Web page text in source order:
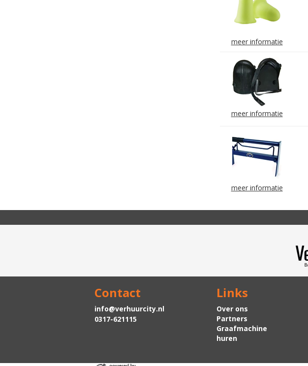
meer informatie
meer informatie
meer informatie
Contact
info@verhuurcity.nl
0317-621115
Links
Over ons
Partners
Graafmachine
huren